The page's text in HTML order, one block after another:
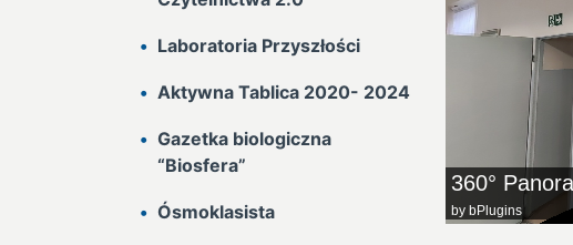
Laboratoria Przyszłości
Aktywna Tablica 2020- 2024
Gazetka biologiczna
“Biosfera”
Ósmoklasista
360°
by bPlugins